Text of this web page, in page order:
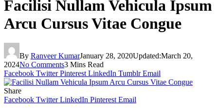
Facilisi Nullam Vehicula Ipsum
Arcu Cursus Vitae Congue
By Ranveer KumarJanuary 28, 2020Updated:March 20,
2024No Comments3 Mins Read
Facebook Twitter Pinterest LinkedIn Tumblr Email
Share
Facebook Twitter LinkedIn Pinterest Email